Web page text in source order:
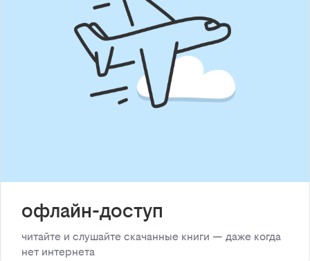
офлайн-доступ
читайте и слушайте скачанные книги — даже когда
нет интернета